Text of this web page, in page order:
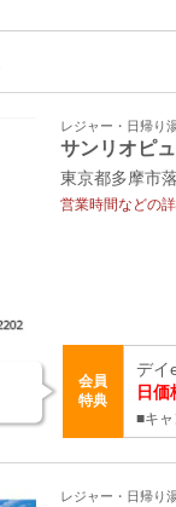
レジャー・日帰り
サンリオピ
東京都多摩市
営業時間などの
会員
特典
デイ
日価
■キ
レジャー・日帰り